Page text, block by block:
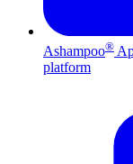
Ashampoo®
platform